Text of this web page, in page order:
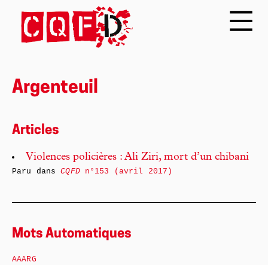
Argenteuil
Articles
Violences policières : Ali Ziri, mort d’un chibani
Paru dansCQFDn°153 (avril 2017)
Mots Automatiques
AAARG